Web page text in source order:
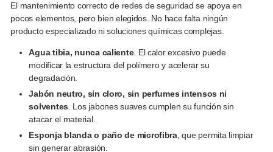
El mantenimiento correcto de redes de seguridad se apoya en
pocos elementos, pero bien elegidos. No hace falta ningún
producto especializado ni soluciones químicas complejas.
Agua tibia, nunca caliente. El calor excesivo puede
modificar la estructura del polímero y acelerar su
degradación.
Jabón neutro, sin cloro, sin perfumes intensos ni
solventes. Los jabones suaves cumplen su función sin
atacar el material.
Esponja blanda o paño de microfibra, que permita limpiar
sin generar abrasión.